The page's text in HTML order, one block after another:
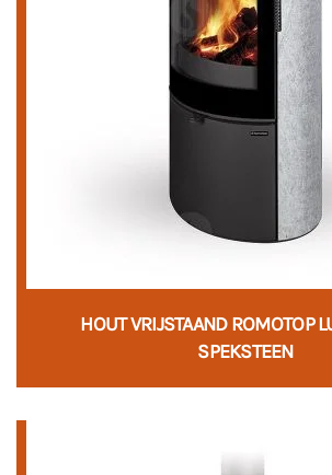
HOUT VRIJSTAAND ROMOTOP
SPEKSTEEN